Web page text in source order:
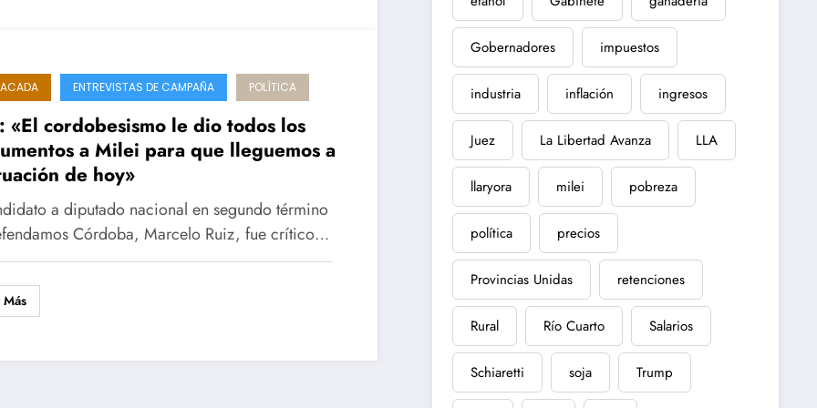
ENTREVISTAS DE CAMPAÑA POLÍTICA
«El cordobesismo le dio todos los
a Milei para que lleguemos a
de hoy»
a diputado nacional en segundo término
Córdoba, Marcelo Ruiz, fue crítico…
Gobernadores impuestos
industria inflación ingresos
Juez La Libertad Avanza LLA
llaryora milei pobreza
política precios
Provincias Unidas retenciones
Rural Río Cuarto Salarios
Schiaretti soja Trump